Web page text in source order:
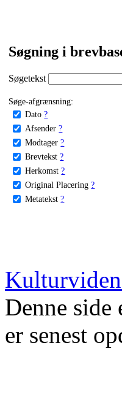
Søgning i
Søgetekst
Søge-afgrænsning:
Dato ?
Afsender ?
Modtager ?
Brevtekst ?
Herkomst ?
Original Placering ?
Metatekst ?
Denne side
er senest